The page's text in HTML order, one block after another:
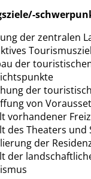
der zentralen
Tourismusziel
der
der
von
vorhandener
des Theaters
der
der